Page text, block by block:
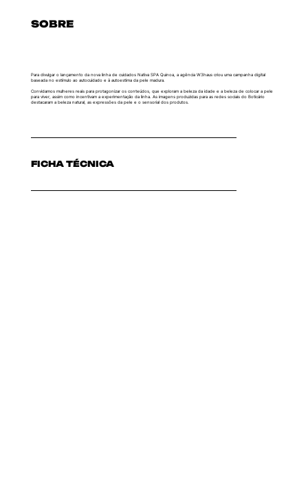
SOBRE
Para divulgar o lançamento da nova linha de cuidados Nativa SPA Quinoa, a agência W3haus criou uma campanha digital
baseada no estímulo ao autocuidado e à autoestima da pele madura.
Convidamos mulheres reais para protagonizar os conteúdos, que exploram a beleza da idade e a beleza de colocar a pele
para viver, assim como incentivam a experimentação da linha. As imagens produzidas para as redes sociais do Boticário
destacaram a beleza natural, as expressões da pele e o sensorial dos produtos.
FICHA TÉCNICA